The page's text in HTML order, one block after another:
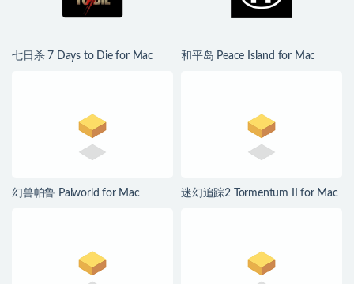
七日杀 7 Days to Die for Mac
和平岛 Peace Island for Mac
幻兽帕鲁 Palworld for Mac
迷幻追踪2 Tormentum II for Mac